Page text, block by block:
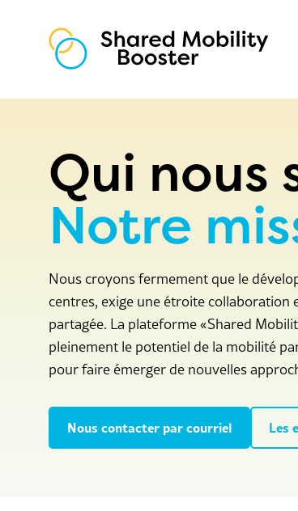
Coaching
Qui nous sommes
Equipe & mission
Devenir canton
Qui nous
Notre
Nous croyons fermement que le
centres, exige une étroite collaboration
partagée. La plateforme «Shared
pleinement le potentiel de la mobilité
pour faire émerger de nouvelles
Nous contacter par courriel Les